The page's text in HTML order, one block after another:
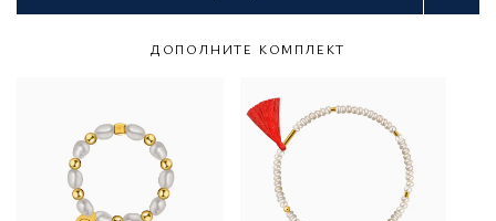
ДОПОЛНИТЕ КОМПЛЕКТ